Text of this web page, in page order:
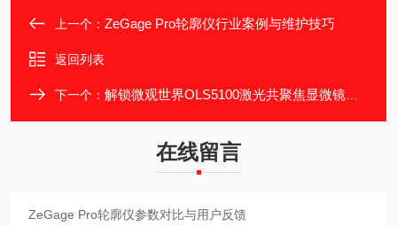
上一个： ZeGage Pro轮廓仪行业案例与维护技巧
返回列表
下一个： 解锁微观世界OLS5100激光共聚焦显微镜探秘
在线留言